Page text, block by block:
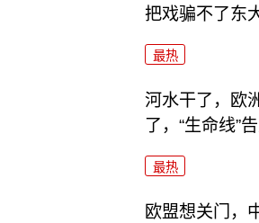
把戏骗不了东
最热
河水干了，欧
了，“生命线”
最热
欧盟想关门，